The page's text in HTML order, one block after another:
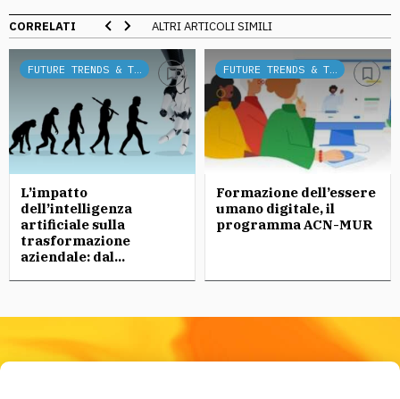
CORRELATI ALTRI ARTICOLI SIMILI
L’impatto
dell’intelligenza
artificiale sulla
trasformazione
aziendale: dal...
Formazione dell’essere
umano digitale, il
programma ACN-MUR